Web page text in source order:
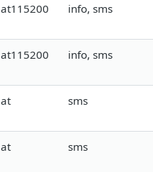
at115200 info, sms
at115200 info, sms
at sms
at sms